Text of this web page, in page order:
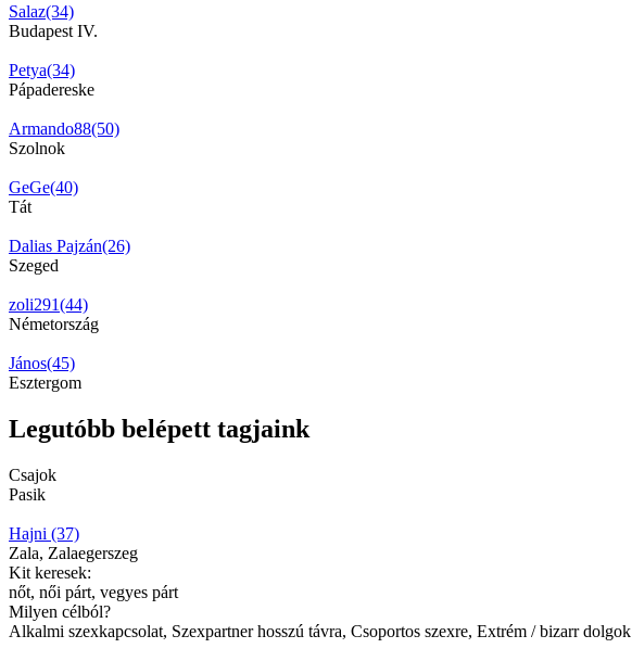
Salaz(34)
Budapest IV.
Petya(34)
Pápadereske
Armando88(50)
Szolnok
GeGe(40)
Tát
Dalias Pajzán(26)
Szeged
zoli291(44)
Németország
János(45)
Esztergom
Legutóbb belépett tagjaink
Csajok
Pasik
Hajni (37)
Zala, Zalaegerszeg
Kit keresek:
nőt, női párt, vegyes párt
Milyen célból?
Alkalmi szexkapcsolat, Szexpartner hosszú távra, Csoportos szexre, Extrém / bizarr dolgok